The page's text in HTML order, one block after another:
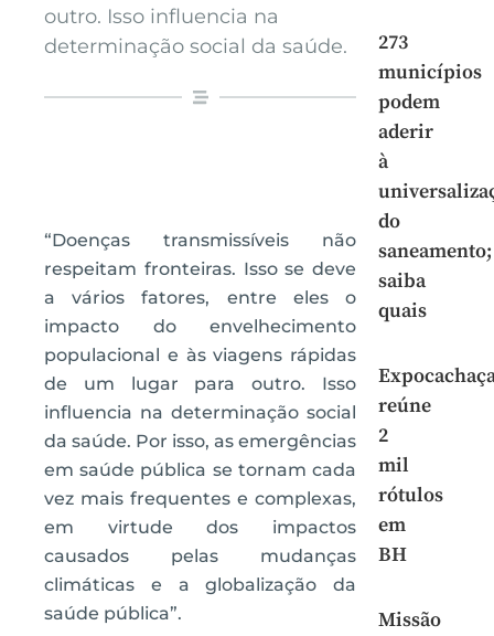
outro. Isso influencia na
determinação social da saúde.
“Doenças transmissíveis não
respeitam fronteiras. Isso se deve
a vários fatores, entre eles o
impacto do envelhecimento
populacional e às viagens rápidas
de um lugar para outro. Isso
influencia na determinação social
da saúde. Por isso, as emergências
em saúde pública se tornam cada
vez mais frequentes e complexas,
em virtude dos impactos
causados pelas mudanças
climáticas e a globalização da
saúde pública”.
273
municípios
podem
aderir
à
do
saneamento;
saiba
quais
reúne
2
mil
rótulos
em
BH
Missão